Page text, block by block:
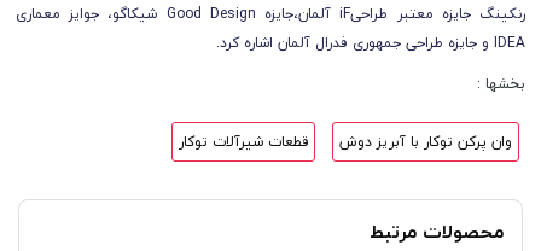
رنکینگ جایزه معتبر طراحیiF آلمان،جایزه Good Design شیکاگو، جوایز معماری
IDEA و جایزه طراحی جمهوری فدرال آلمان اشاره کرد.
بخشها :
وان پرکن توکار با آبریز دوش قطعات شیرآلات توکار
محصولات مرتبط